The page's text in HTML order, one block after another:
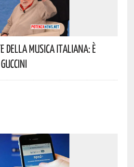
Della Musica Italiana: È